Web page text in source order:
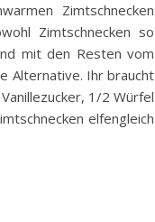
Zimtschnecken
Zimtschnecken so
mit den Resten vom
Alternative. Ihr braucht
1/2 Würfel
elfengleich